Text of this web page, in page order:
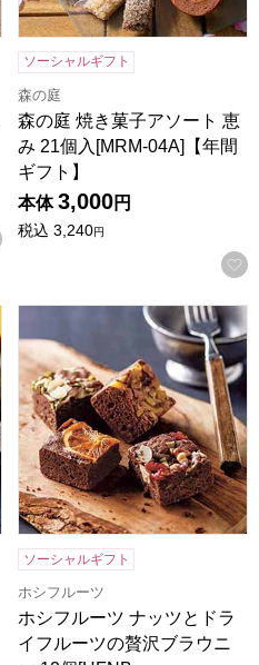
お気に入りに登録する
ソーシャルギフト
森の庭
森の庭 焼き菓子アソート 恵
み 21個入[MRM-04A]【年間
ギフト】
本体 3,000円
税込 3,240円
プリン 5個入[OMP-30]【年
ホシフルーツ ナッツとドラ
ソーシャルギフト
ホシフルーツ
ホシフルーツ ナッツとドラ
イフルーツの贅沢ブラウニ